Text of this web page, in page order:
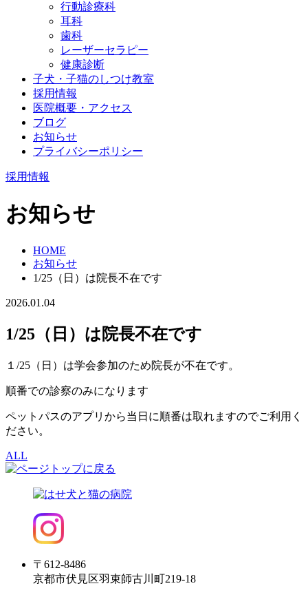
行動診療科
耳科
歯科
レーザーセラピー
健康診断
子犬・子猫のしつけ教室
採用情報
医院概要・アクセス
ブログ
お知らせ
プライバシーポリシー
採用情報
お知らせ
HOME
お知らせ
1/25（日）は院長不在です
2026.01.04
1/25（日）は院長不在です
１/25（日）は学会参加のため院長が不在です。
順番での診察のみになります
ペットパスのアプリから当日に順番は取れますのでご利用く
ださい。
ALL
〒612-8486
京都市伏見区羽束師古川町219-18